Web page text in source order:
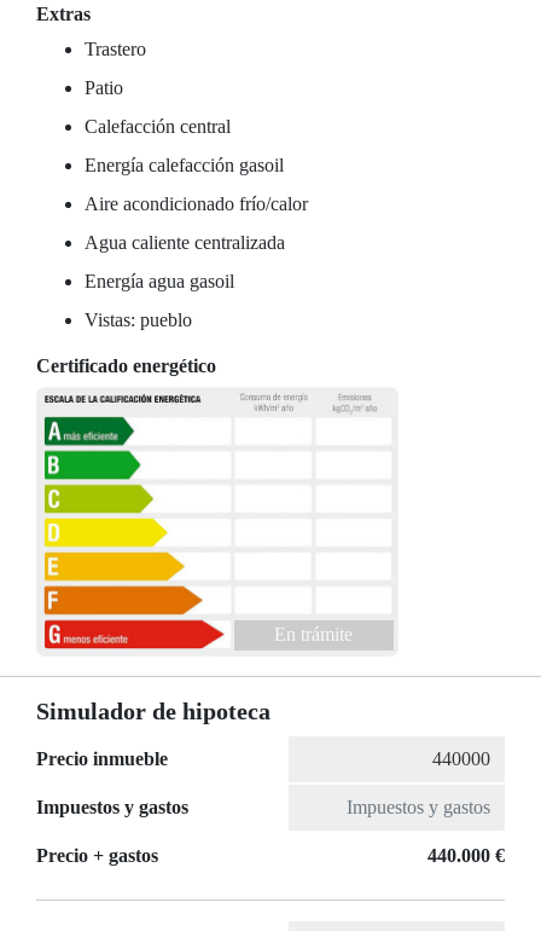
Extras
Trastero
Patio
Calefacción central
Energía calefacción gasoil
Aire acondicionado frío/calor
Agua caliente centralizada
Energía agua gasoil
Vistas: pueblo
Certificado energético
En trámite
Simulador de hipoteca
Precio inmueble
Impuestos y gastos
Precio + gastos 440.000 €